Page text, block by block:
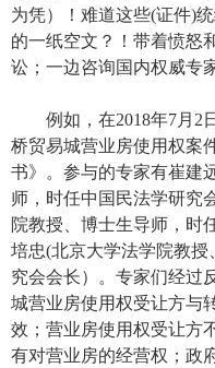
为凭）！难道这些(证件)
的一纸空文？！带着愤怒
讼；一边咨询国内权威
例如，在2018年7月2
桥贸易城营业房使用权案
书》。参与的专家有崔建
师，时任中国民法学研究
院教授、博士生导师，时
培忠(北京大学法学院教
究会会长）。专家们经过
城营业房使用权受让方与
效；营业房使用权受让方
有对营业房的经营权；政